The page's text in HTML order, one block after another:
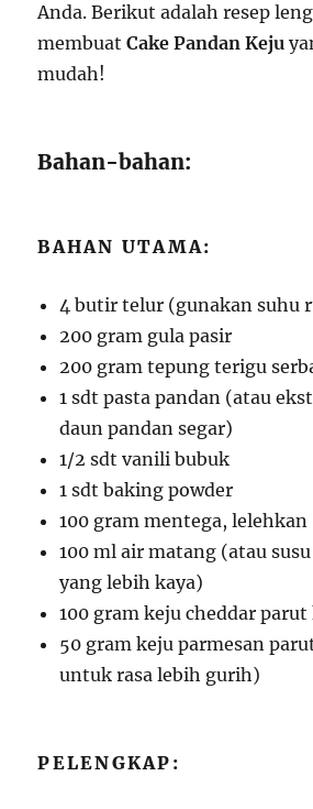
Anda. Berikut adalah resep
membuatCake Pandan Keju
mudah!
Bahan-bahan:
BAHAN UTAMA:
4 butir telur (gunakan suhu
200 gram gula pasir
200 gram tepung terigu
1 sdt pasta pandan (atau
daun pandan segar)
1/2 sdt vanili bubuk
1 sdt baking powder
100 gram mentega, lelehkan
100 ml air matang (atau
yang lebih kaya)
100 gram keju cheddar parut
50 gram keju parmesan
untuk rasa lebih gurih)
PELENGKAP: